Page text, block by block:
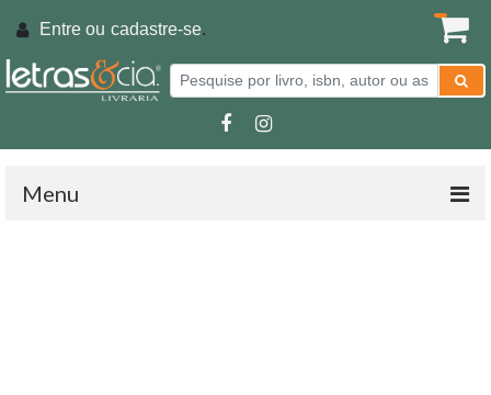
Entre ou cadastre-se.
Menu